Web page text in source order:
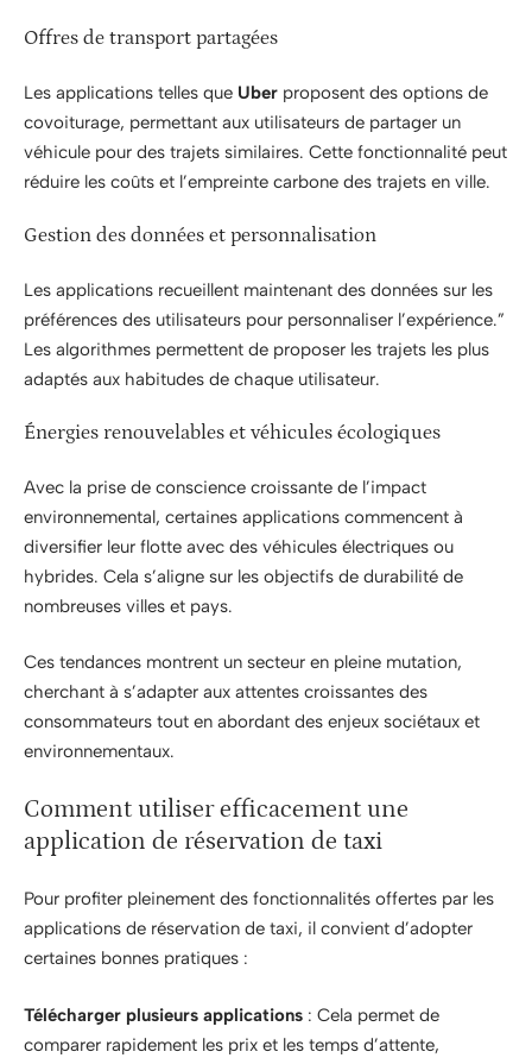
Offres de transport partagées
Les applications telles que Uber proposent des options de
covoiturage, permettant aux utilisateurs de partager un
véhicule pour des trajets similaires. Cette fonctionnalité peut
réduire les coûts et l’empreinte carbone des trajets en ville.
Gestion des données et personnalisation
Les applications recueillent maintenant des données sur les
préférences des utilisateurs pour personnaliser l’expérience.”
Les algorithmes permettent de proposer les trajets les plus
adaptés aux habitudes de chaque utilisateur.
Énergies renouvelables et véhicules écologiques
Avec la prise de conscience croissante de l’impact
environnemental, certaines applications commencent à
diversifier leur flotte avec des véhicules électriques ou
hybrides. Cela s’aligne sur les objectifs de durabilité de
nombreuses villes et pays.
Ces tendances montrent un secteur en pleine mutation,
cherchant à s’adapter aux attentes croissantes des
consommateurs tout en abordant des enjeux sociétaux et
environnementaux.
Comment utiliser efficacement une
application de réservation de taxi
Pour profiter pleinement des fonctionnalités offertes par les
applications de réservation de taxi, il convient d’adopter
certaines bonnes pratiques :
Télécharger plusieurs applications : Cela permet de
comparer rapidement les prix et les temps d’attente,